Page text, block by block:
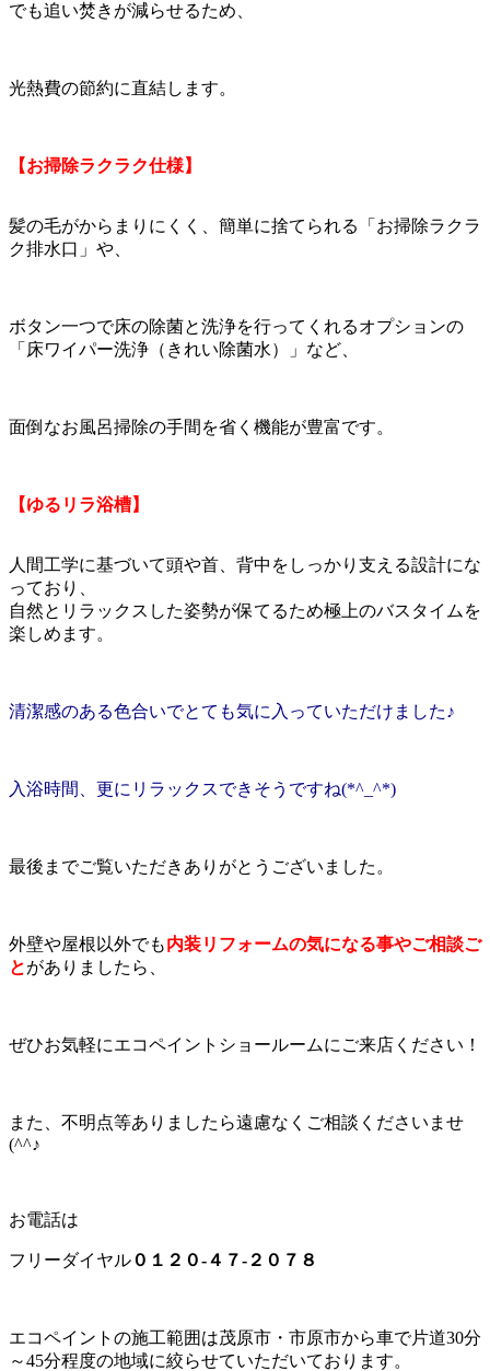
でも追い焚きが減らせるため、
光熱費の節約に直結します。
【お掃除ラクラク仕様】
髪の毛がからまりにくく、簡単に捨てられる「お掃除ラクラ
ク排水口」や、
ボタン一つで床の除菌と洗浄を行ってくれるオプションの
「床ワイパー洗浄（きれい除菌水）」など、
面倒なお風呂掃除の手間を省く機能が豊富です。
【ゆるリラ浴槽】
人間工学に基づいて頭や首、背中をしっかり支える設計にな
っており、
自然とリラックスした姿勢が保てるため極上のバスタイムを
楽しめます。
清潔感のある色合いでとても気に入っていただけました♪
入浴時間、更にリラックスできそうですね(*^_^*)
最後までご覧いただきありがとうございました。
外壁や屋根以外でも内装リフォームの気になる事やご相談ご
とがありましたら、
ぜひお気軽にエコペイントショールームにご来店ください！
また、不明点等ありましたら遠慮なくご相談くださいませ
(^^♪
お電話は
フリーダイヤル０１２０-４７-２０７８
エコペイントの施工範囲は茂原市・市原市から車で片道30分
～45分程度の地域に絞らせていただいております。